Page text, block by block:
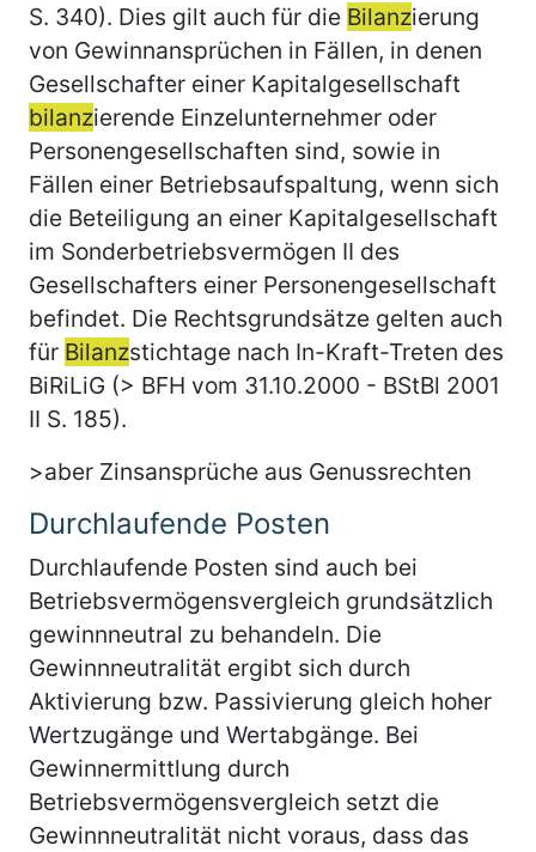
S. 340). Dies gilt auch für die Bilanzierung
von Gewinnansprüchen in Fällen, in denen
Gesellschafter einer Kapitalgesellschaft
bilanzierende Einzelunternehmer oder
Personengesellschaften sind, sowie in
Fällen einer Betriebsaufspaltung, wenn sich
die Beteiligung an einer Kapitalgesellschaft
im Sonderbetriebsvermögen II des
Gesellschafters einer Personengesellschaft
befindet. Die Rechtsgrundsätze gelten auch
für Bilanzstichtage nach In-Kraft-Treten des
BiRiLiG (> BFH vom 31.10.2000 - BStBl 2001
II S. 185).
>aber Zinsansprüche aus Genussrechten
Durchlaufende Posten
Durchlaufende Posten sind auch bei
Betriebsvermögensvergleich grundsätzlich
gewinnneutral zu behandeln. Die
Gewinnneutralität ergibt sich durch
Aktivierung bzw. Passivierung gleich hoher
Wertzugänge und Wertabgänge. Bei
Gewinnermittlung durch
Betriebsvermögensvergleich setzt die
Gewinnneutralität nicht voraus, dass das